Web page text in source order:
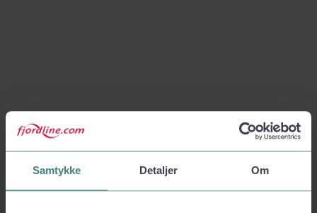
Samtykke Detaljer Om